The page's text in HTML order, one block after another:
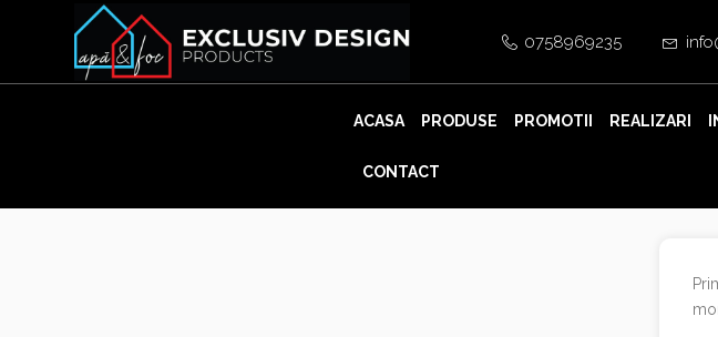
content
0758969235
ACASA PRODUSE PROMOTII REALIZARI
CONTACT